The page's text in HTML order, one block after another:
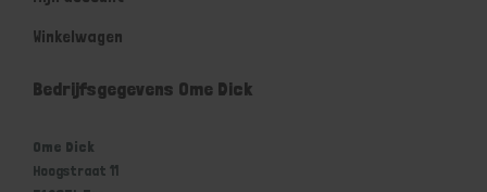
Winkelwagen
Bedrijfsgegevens Ome Dick
Ome Dick
Hoogstraat 11